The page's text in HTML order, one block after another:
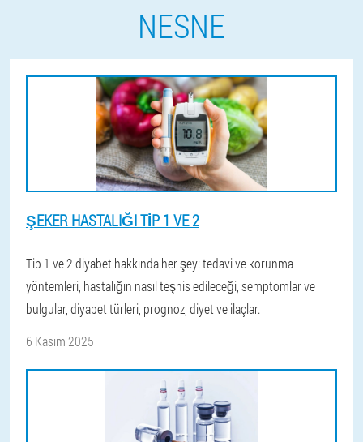
NESNE
ŞEKER HASTALIĞI TIP 1 VE 2
Tip 1 ve 2 diyabet hakkında her şey: tedavi ve korunma
yöntemleri, hastalığın nasıl teşhis edileceği, semptomlar ve
bulgular, diyabet türleri, prognoz, diyet ve ilaçlar.
6 Kasım 2025